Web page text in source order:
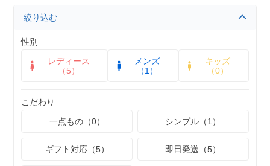
絞り込む
性別
レディース
（5）
メンズ
（1）
キッズ
（0）
こだわり
一点もの（0）
シンプル（1）
ギフト対応（5） 即日発送（5）